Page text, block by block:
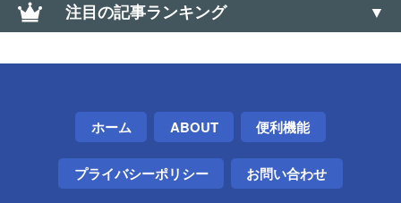
注目の記事ランキング
【Windows】ウィンドウのサイズを数値指定で変更
できる「Sizer」
Androidスマホのコンパスが狂ったときの補正方法と
ホーム ABOUT 便利機能
プライバシーポリシー お問い合わせ